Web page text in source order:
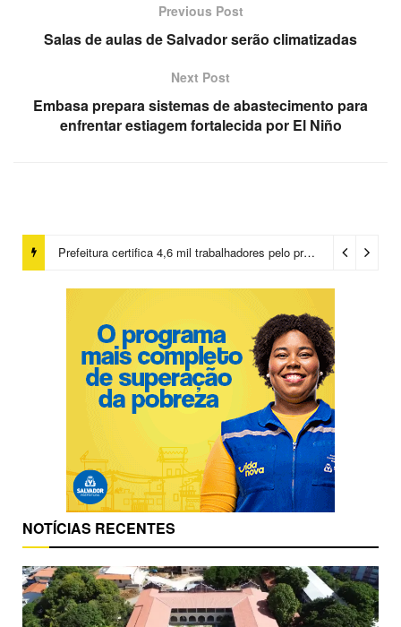
Previous Post
Salas de aulas de Salvador serão climatizadas
Next Post
Embasa prepara sistemas de abastecimento para
enfrentar estiagem fortalecida por El Niño
Prefeitura certifica 4,6 mil trabalhadores pelo programa Treinar para Empregar e realiza Feirão de Empregabilidade
NOTÍCIAS RECENTES